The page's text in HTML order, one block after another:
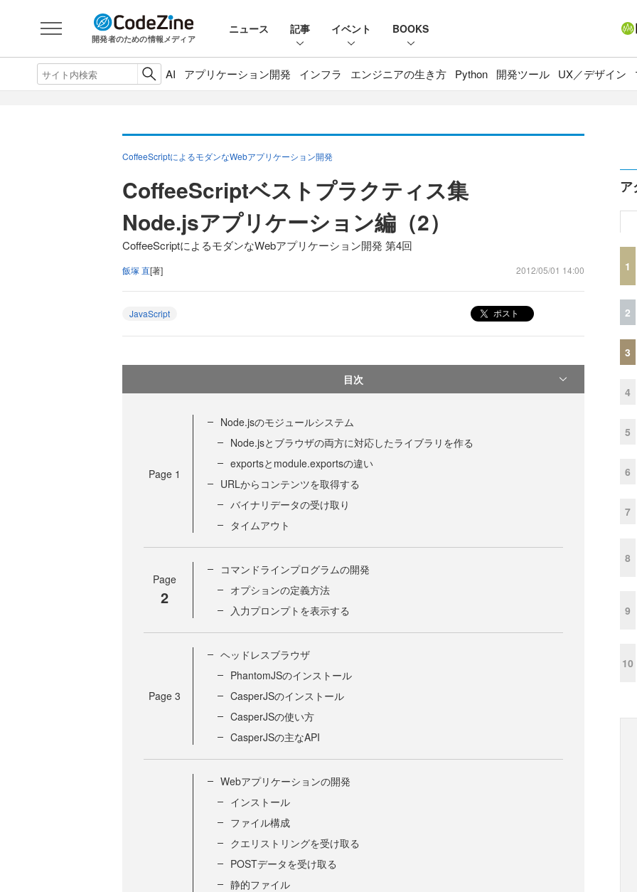
開発者のための情報メディア
ニュース 記事 イベント BOOKS
AI アプリケーション開発 インフラ エンジニアの生き方 Python 開発ツール UX／デザイン
CoffeeScriptによるモダンなWebアプリケーション開発
CoffeeScriptベストプラクティス集
Node.jsアプリケーション編（2）
CoffeeScriptによるモダンなWebアプリケーション開発 第4回
飯塚 直[著] 2012/05/01 14:00
JavaScript ポスト
目次
Page 1
Node.jsのモジュールシステム
Node.jsとブラウザの両方に対応したライブラリを作る
exportsとmodule.exportsの違い
URLからコンテンツを取得する
バイナリデータの受け取り
タイムアウト
Page
2
コマンドラインプログラムの開発
オプションの定義方法
入力プロンプトを表示する
Page 3
ヘッドレスブラウザ
PhantomJSのインストール
CasperJSのインストール
CasperJSの使い方
CasperJSの主なAPI
Webアプリケーションの開発
インストール
ファイル構成
クエリストリングを受け取る
POSTデータを受け取る
静的ファイル
ア
1
2
3
4
5
6
7
8
9
10